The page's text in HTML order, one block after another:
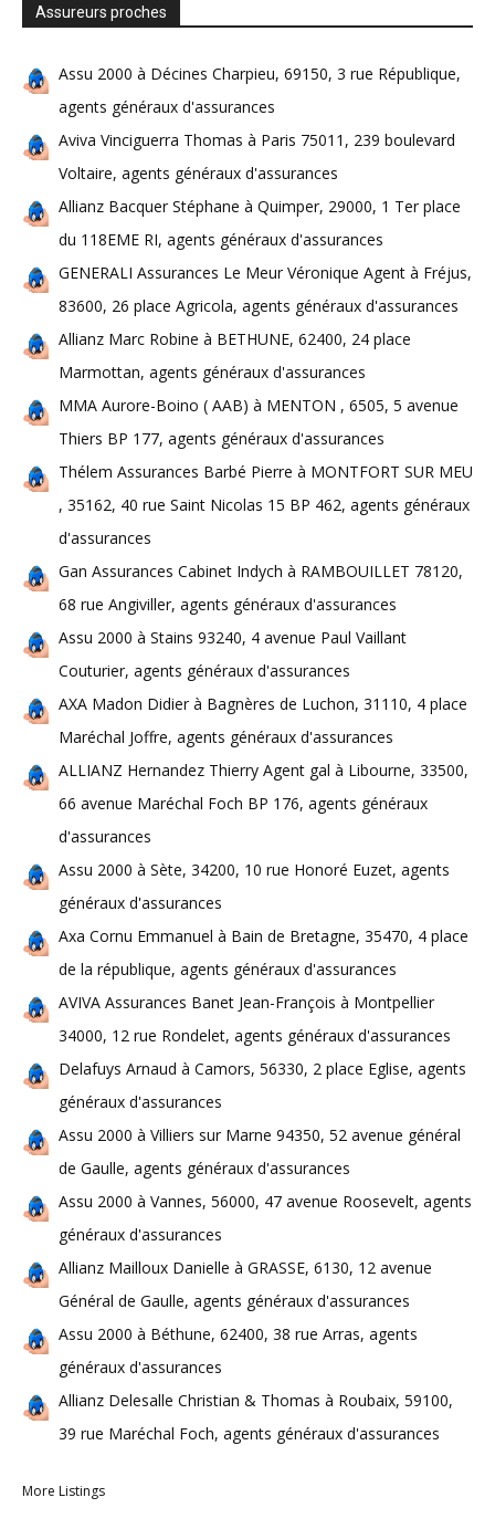
Assureurs proches
Assu 2000 à Décines Charpieu, 69150, 3 rue République,
agents généraux d'assurances
Aviva Vinciguerra Thomas à Paris 75011, 239 boulevard
Voltaire, agents généraux d'assurances
Allianz Bacquer Stéphane à Quimper, 29000, 1 Ter place
du 118EME RI, agents généraux d'assurances
GENERALI Assurances Le Meur Véronique Agent à Fréjus,
83600, 26 place Agricola, agents généraux d'assurances
Allianz Marc Robine à BETHUNE, 62400, 24 place
Marmottan, agents généraux d'assurances
MMA Aurore-Boino ( AAB) à MENTON , 6505, 5 avenue
Thiers BP 177, agents généraux d'assurances
Thélem Assurances Barbé Pierre à MONTFORT SUR MEU
, 35162, 40 rue Saint Nicolas 15 BP 462, agents généraux
d'assurances
Gan Assurances Cabinet Indych à RAMBOUILLET 78120,
68 rue Angiviller, agents généraux d'assurances
Assu 2000 à Stains 93240, 4 avenue Paul Vaillant
Couturier, agents généraux d'assurances
AXA Madon Didier à Bagnères de Luchon, 31110, 4 place
Maréchal Joffre, agents généraux d'assurances
ALLIANZ Hernandez Thierry Agent gal à Libourne, 33500,
66 avenue Maréchal Foch BP 176, agents généraux
d'assurances
Assu 2000 à Sète, 34200, 10 rue Honoré Euzet, agents
généraux d'assurances
Axa Cornu Emmanuel à Bain de Bretagne, 35470, 4 place
de la république, agents généraux d'assurances
AVIVA Assurances Banet Jean-François à Montpellier
34000, 12 rue Rondelet, agents généraux d'assurances
Delafuys Arnaud à Camors, 56330, 2 place Eglise, agents
généraux d'assurances
Assu 2000 à Villiers sur Marne 94350, 52 avenue général
de Gaulle, agents généraux d'assurances
Assu 2000 à Vannes, 56000, 47 avenue Roosevelt, agents
généraux d'assurances
Allianz Mailloux Danielle à GRASSE, 6130, 12 avenue
Général de Gaulle, agents généraux d'assurances
Assu 2000 à Béthune, 62400, 38 rue Arras, agents
généraux d'assurances
Allianz Delesalle Christian & Thomas à Roubaix, 59100,
39 rue Maréchal Foch, agents généraux d'assurances
More Listings